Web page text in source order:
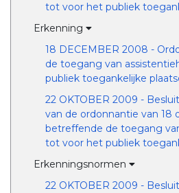
tot voor het publiek
Erkenning
18 DECEMBER 2008 -
de toegang van
publiek toegankelijke
22 OKTOBER 2009 -
van de ordonnantie van 18
betreffende de toegang
tot voor het publiek
Erkenningsnormen
22 OKTOBER 2009 -